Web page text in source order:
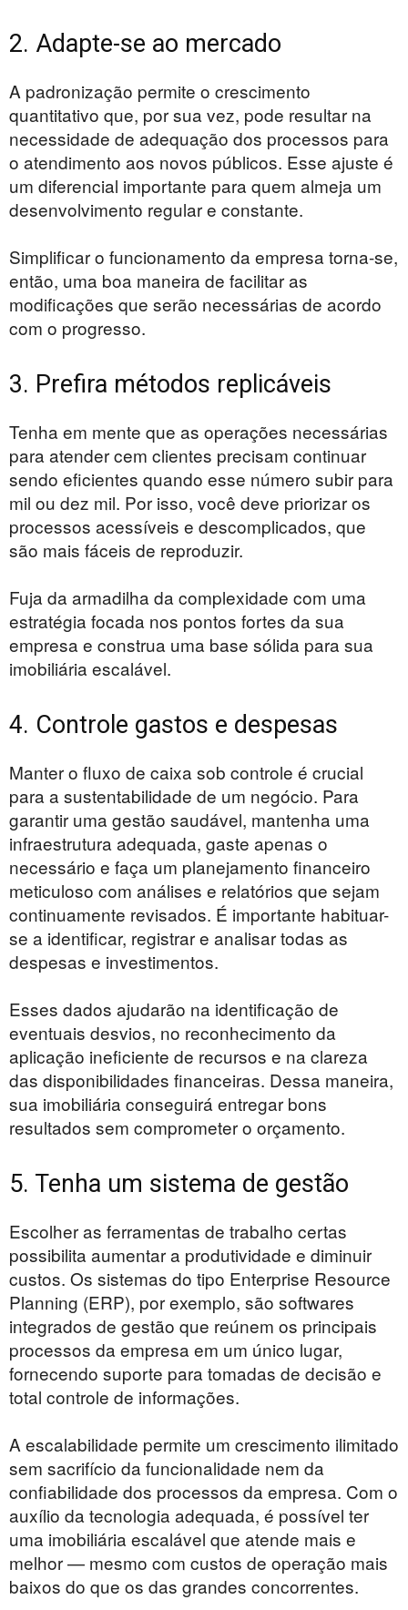
2. Adapte-se ao mercado
A padronização permite o crescimento
quantitativo que, por sua vez, pode resultar na
necessidade de adequação dos processos para
o atendimento aos novos públicos. Esse ajuste é
um diferencial importante para quem almeja um
desenvolvimento regular e constante.
Simplificar o funcionamento da empresa torna-se,
então, uma boa maneira de facilitar as
modificações que serão necessárias de acordo
com o progresso.
3. Prefira métodos replicáveis
Tenha em mente que as operações necessárias
para atender cem clientes precisam continuar
sendo eficientes quando esse número subir para
mil ou dez mil. Por isso, você deve priorizar os
processos acessíveis e descomplicados, que
são mais fáceis de reproduzir.
Fuja da armadilha da complexidade com uma
estratégia focada nos pontos fortes da sua
empresa e construa uma base sólida para sua
imobiliária escalável.
4. Controle gastos e despesas
Manter o fluxo de caixa sob controle é crucial
para a sustentabilidade de um negócio. Para
garantir uma gestão saudável, mantenha uma
infraestrutura adequada, gaste apenas o
necessário e faça um planejamento financeiro
meticuloso com análises e relatórios que sejam
continuamente revisados. É importante habituar-
se a identificar, registrar e analisar todas as
despesas e investimentos.
Esses dados ajudarão na identificação de
eventuais desvios, no reconhecimento da
aplicação ineficiente de recursos e na clareza
das disponibilidades financeiras. Dessa maneira,
sua imobiliária conseguirá entregar bons
resultados sem comprometer o orçamento.
5. Tenha um sistema de gestão
Escolher as ferramentas de trabalho certas
possibilita aumentar a produtividade e diminuir
custos. Os sistemas do tipo Enterprise Resource
Planning (ERP), por exemplo, são softwares
integrados de gestão que reúnem os principais
processos da empresa em um único lugar,
fornecendo suporte para tomadas de decisão e
total controle de informações.
A escalabilidade permite um crescimento ilimitado
sem sacrifício da funcionalidade nem da
confiabilidade dos processos da empresa. Com o
auxílio da tecnologia adequada, é possível ter
uma imobiliária escalável que atende mais e
melhor — mesmo com custos de operação mais
baixos do que os das grandes concorrentes.